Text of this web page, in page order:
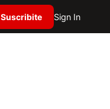
Suscribite Sign In